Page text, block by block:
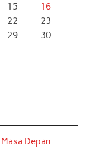
15
16
22
23
29
30
Depan